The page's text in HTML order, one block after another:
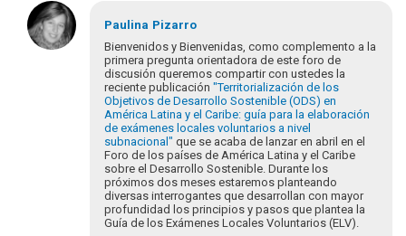
En
respuesta
a
¡Bienvenidos
bienvenidas
Hopenhayn
Paulina Pizarro
Bienvenidos y Bienvenidas, como complemento a la
primera pregunta orientadora de este foro de
discusión queremos compartir con ustedes la
reciente publicación "Territorialización de los
Objetivos de Desarrollo Sostenible (ODS) en
América Latina y el Caribe: guía para la elaboración
de exámenes locales voluntarios a nivel
subnacional" que se acaba de lanzar en abril en el
Foro de los países de América Latina y el Caribe
sobre el Desarrollo Sostenible. Durante los
próximos dos meses estaremos planteando
diversas interrogantes que desarrollan con mayor
profundidad los principios y pasos que plantea la
Guía de los Exámenes Locales Voluntarios (ELV).